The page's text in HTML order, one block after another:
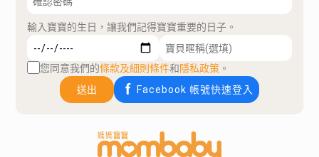
輸入寶寶的生日，讓我們記得寶寶重要的日子。
您同意我們的條款及細則條件和隱私政策 。
送出
Facebook 帳號快速登入